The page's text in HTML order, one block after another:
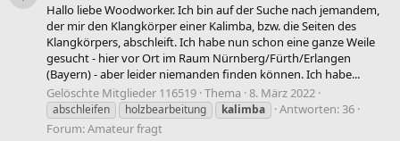
Hallo liebe Woodworker. Ich bin auf der Suche nach jemandem,
der mir den Klangkörper einer Kalimba, bzw. die Seiten des
Klangkörpers, abschleift. Ich habe nun schon eine ganze Weile
gesucht - hier vor Ort im Raum Nürnberg/Fürth/Erlangen
(Bayern) - aber leider niemanden finden können. Ich habe...
Gelöschte Mitglieder 116519 Thema 8. März 2022
abschleifen holzbearbeitung kalimba
Antworten: 36
Forum:Amateur fragt